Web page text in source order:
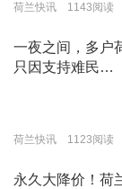
荷兰快讯 1143阅读
一夜之间，多户
只因支持难民…
荷兰快讯 1123阅读
永久大降价！荷